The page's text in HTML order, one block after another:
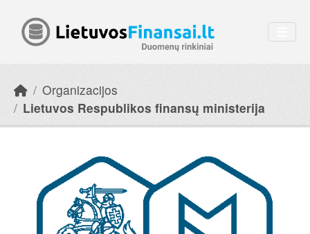
Organizacijos
Lietuvos Respublikos finansų ministerija